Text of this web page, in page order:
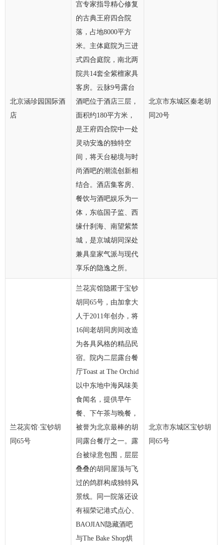
北京涵珍园国际酒
店
宫专家指导精心修复
的古典王府四合院
落，占地8000平方
米。主体庭院为三进
式四合庭院，南北两
院共14套全紫檀家具
客房。云脉9号露台
酒吧位于酒店三层，
面积约180平方米，
是王府四合院中一处
灵动安逸的独特空
间，将天台秘境与时
尚酒吧的潮流创新相
结合。酒店集客房、
餐饮与酒吧娱乐为一
体，东临国子监、西
缘什刹海、南望紫禁
城，是京城胡同深处
兼具皇家气派与现代
享乐的隐逸之所。
北京市东城区秦老胡
同20号
兰花宾馆·宝钞胡
同65号
兰花宾馆隐匿于宝钞
胡同65号，由加拿大
人于2011年创办，将
16间老胡同房间改造
为各具风格的精品民
宿。院内二层露台餐
厅Toast at The Orchid
以中东地中海风味美
食闻名，提供早午
餐、下午茶与晚餐，
被誉为北京最棒的胡
同露台餐厅之一。露
台被绿意包围，层层
叠叠的胡同屋顶与飞
过的鸽群构成独特风
景线。同一院落还设
有福荣记港式点心、
BAOJIAN隐藏酒吧
与The Bake Shop烘
北京市东城区宝钞胡
同65号